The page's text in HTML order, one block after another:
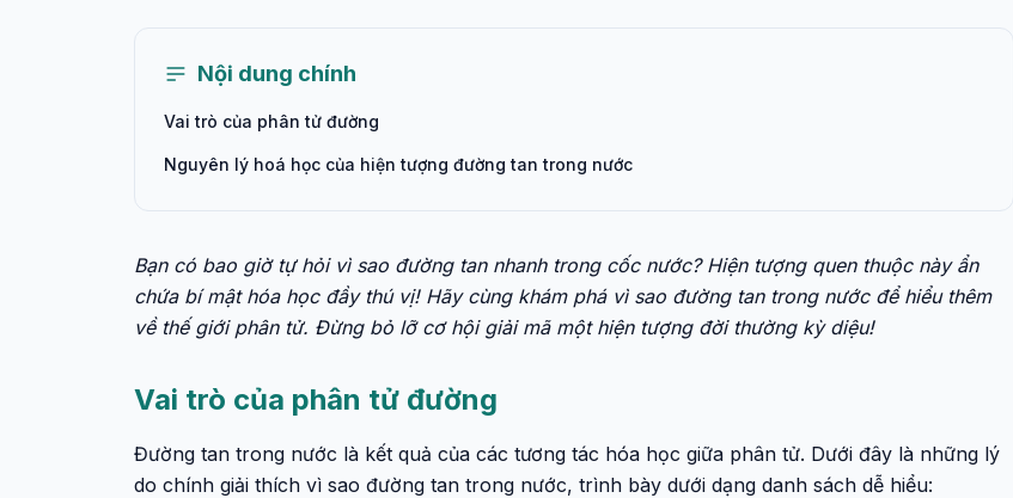
Nội dung chính
Vai trò của phân tử đường
Nguyên lý hoá học của hiện tượng đường tan trong nước
Bạn có bao giờ tự hỏi vì sao đường tan nhanh trong cốc nước? Hiện tượng quen thuộc này ẩn
chứa bí mật hóa học đầy thú vị! Hãy cùng khám phá vì sao đường tan trong nước để hiểu thêm
về thế giới phân tử. Đừng bỏ lỡ cơ hội giải mã một hiện tượng đời thường kỳ diệu!
Vai trò của phân tử đường
Đường tan trong nước là kết quả của các tương tác hóa học giữa phân tử. Dưới đây là những lý
do chính giải thích vì sao đường tan trong nước, trình bày dưới dạng danh sách dễ hiểu: